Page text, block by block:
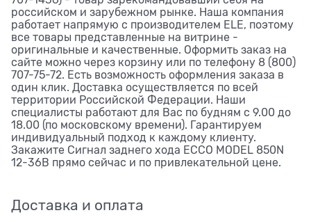
российском и зарубежном рынке. Наша компания
работает напрямую с производителем ELE, поэтому
все товары представленные на витрине -
оригинальные и качественные. Оформить заказ на
сайте можно через корзину или по телефону 8 (800)
707-75-72. Есть возможность оформления заказа в
один клик. Доставка осуществляется по всей
территории Российской Федерации. Наши
специалисты работают для Вас по будням с 9.00 до
18.00 (по московскому времени). Гарантируем
индивидуальный подход к каждому клиенту.
Закажите Сигнал заднего хода ECCO MODEL 850N
12-36В прямо сейчас и по привлекательной цене.
Доставка и оплата